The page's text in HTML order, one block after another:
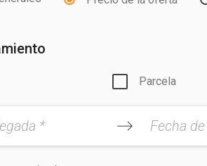
Parcela
* Fecha